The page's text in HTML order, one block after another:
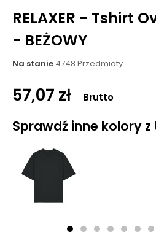
RELAXER - Tshirt
- BEŻOWY
Na stanie 4748 Przedmioty
57,07 zł Brutto
Sprawdź inne kolory